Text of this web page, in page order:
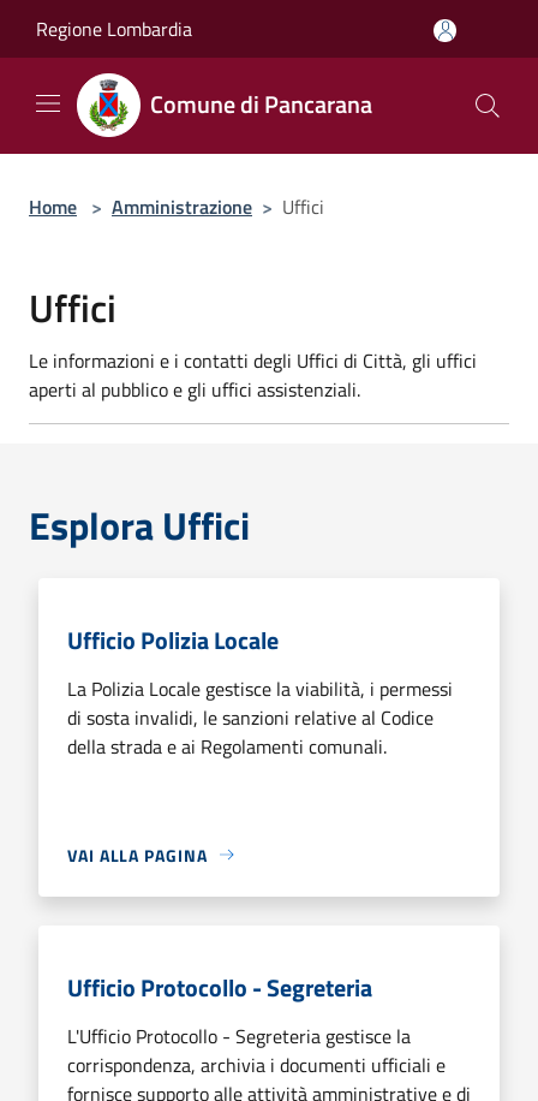
Regione Lombardia
Comune di Pancarana
Home > Amministrazione > Uffici
Uffici
Le informazioni e i contatti degli Uffici di Città, gli uffici
aperti al pubblico e gli uffici assistenziali.
Esplora Uffici
Ufficio Polizia Locale
La Polizia Locale gestisce la viabilità, i permessi
di sosta invalidi, le sanzioni relative al Codice
della strada e ai Regolamenti comunali.
VAI ALLA PAGINA
Ufficio Protocollo - Segreteria
L'Ufficio Protocollo - Segreteria gestisce la
corrispondenza, archivia i documenti ufficiali e
fornisce supporto alle attività amministrative e di